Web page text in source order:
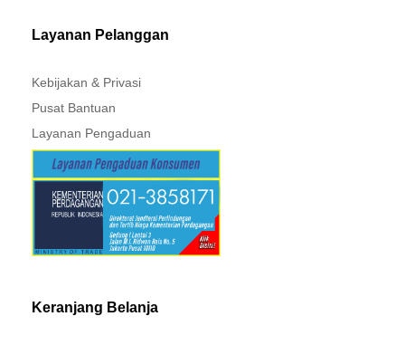
Layanan Pelanggan
Kebijakan & Privasi
Pusat Bantuan
Layanan Pengaduan
Keranjang Belanja